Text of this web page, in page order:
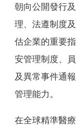
朝向公開發行
理、法遵制度
估企業的重要
安管理制度、
及異常事件通
管理能力。
在全球精準醫